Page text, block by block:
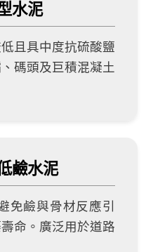
水泥
且具中度抗硫酸鹽
碼頭及巨積混凝土
鹼水泥
免鹼與骨材反應引
命。廣泛用於道路